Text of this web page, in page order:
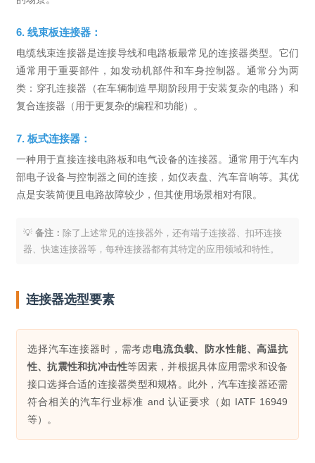
6. 线束板连接器：
电缆线束连接器是连接导线和电路板最常见的连接器类型。它们
通常用于重要部件，如发动机部件和车身控制器。通常分为两
类：穿孔连接器（在车辆制造早期阶段用于安装复杂的电路）和
复合连接器（用于更复杂的编程和功能）。
7. 板式连接器：
一种用于直接连接电路板和电气设备的连接器。通常用于汽车内
部电子设备与控制器之间的连接，如仪表盘、汽车音响等。其优
点是安装简便且电路故障较少，但其使用场景相对有限。
备注： 除了上述常见的连接器外，还有端子连接器、扣环连接
器、快速连接器等，每种连接器都有其特定的应用领域和特性。
连接器选型要素
选择汽车连接器时，需考虑电流负载、防水性能、高温抗
性、抗震性和抗冲击性等因素，并根据具体应用需求和设备
接口选择合适的连接器类型和规格。此外，汽车连接器还需
符合相关的汽车行业标准 and 认证要求（如 IATF 16949
等）。